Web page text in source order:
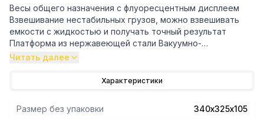
Весы общего назначения с флуоресцентным дисплеем
Взвешивание нестабильных грузов, можно взвешивать
емкости с жидкостью и получать точный результат
Платформа из нержавеющей стали Вакуумно-
люминесцентный дисплей (ВЛ) Интерфейс RS-232
Читать далее
Характеристики
Размер без упаковки 340х325х105